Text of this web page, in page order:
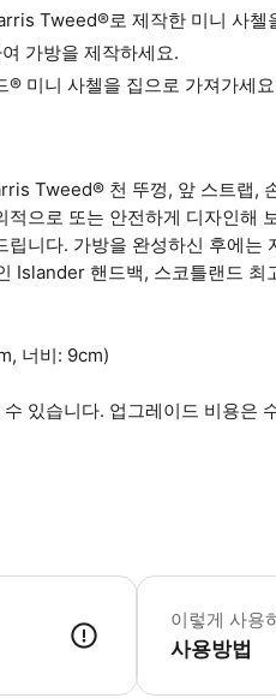
Tweed®로 제작한 미니 사첼
가방을 제작하세요.
미니 사첼을 집으로 가져가세
Tweed® 천 뚜껑, 앞 스트랩,
으로 또는 안전하게 디자인해
니다. 가방을 완성하신 후에는
Islander 핸드백, 스코틀랜드
너비: 9cm)
있습니다. 업그레이드 비용은
15분 이상 늦는 경
이렇게 사용
사용방법